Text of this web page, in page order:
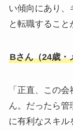
い傾向にあり、
と転職すること
Bさん（24歳・
「正直、この
ん。だったら
に有利なスキル